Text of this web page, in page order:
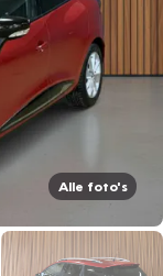
Alle foto's